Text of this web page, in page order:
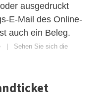
ausgedruckt
E-Mail des Online-
auch ein Beleg.
| Sehen Sie sich die